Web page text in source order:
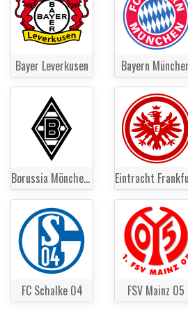
Bayer Leverkusen Bayern
Borussia Mönchengladbach
FC Schalke 04 FSV Mainz 05